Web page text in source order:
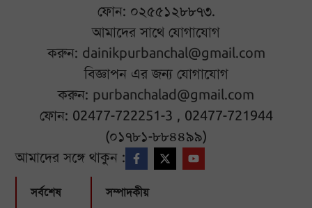
ফোন: ০২৫৫১২৮৮৭৩.
আমাদের সাথে যোগাযোগ
করুন: dainikpurbanchal@gmail.com
বিজ্ঞাপন এর জন্য যোগাযোগ
করুন: purbanchalad@gmail.com
ফোন: 02477-722251-3 , 02477-721944
(০১৭৮১-৮৮৪৪৯৯)
আমাদের সঙ্গে থাকুন :
সর্বশেষ সম্পাদকীয়